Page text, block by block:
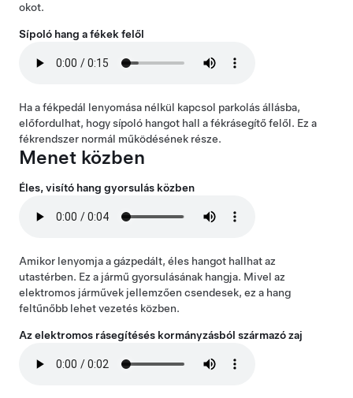
okot.
Sípoló hang a fékek felől
Ha a fékpedál lenyomása nélkül kapcsol parkolás állásba,
előfordulhat, hogy sípoló hangot hall a fékrásegítő felől. Ez a
fékrendszer normál működésének része.
Menet közben
Éles, visító hang gyorsulás közben
Amikor lenyomja a gázpedált, éles hangot hallhat az
utastérben. Ez a jármű gyorsulásának hangja. Mivel az
elektromos járművek jellemzően csendesek, ez a hang
feltűnőbb lehet vezetés közben.
Az elektromos rásegítésés kormányzásból származó zaj